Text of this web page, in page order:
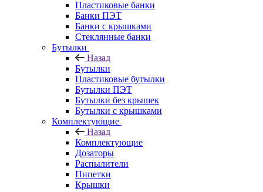
Пластиковые банки
Банки ПЭТ
Банки с крышками
Стеклянные банки
Бутылки
Назад
Бутылки
Пластиковые бутылки
Бутылки ПЭТ
Бутылки без крышек
Бутылки с крышками
Комплектующие
Назад
Комплектующие
Дозаторы
Распылители
Пипетки
Крышки